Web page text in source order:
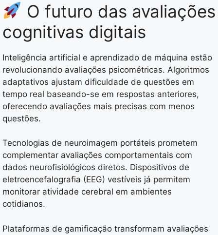
O futuro das avaliações
cognitivas digitais
Inteligência artificial e aprendizado de máquina estão
revolucionando avaliações psicométricas. Algoritmos
adaptativos ajustam dificuldade de questões em
tempo real baseando-se em respostas anteriores,
oferecendo avaliações mais precisas com menos
questões.
Tecnologias de neuroimagem portáteis prometem
complementar avaliações comportamentais com
dados neurofisiológicos diretos. Dispositivos de
eletroencefalografia (EEG) vestíveis já permitem
monitorar atividade cerebral em ambientes
cotidianos.
Plataformas de gamificação transformam avaliações